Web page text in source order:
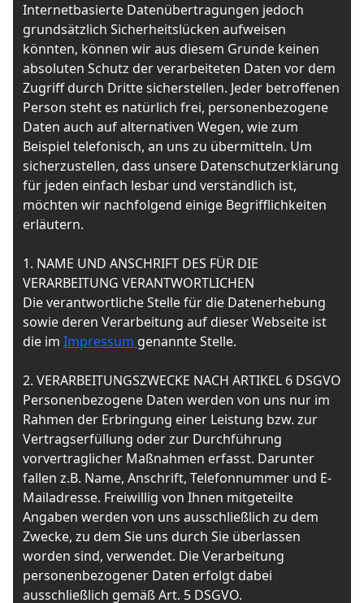
Internetbasierte Datenübertragungen jedoch
grundsätzlich Sicherheitslücken aufweisen
könnten, können wir aus diesem Grunde keinen
absoluten Schutz der verarbeiteten Daten vor dem
Zugriff durch Dritte sicherstellen. Jeder betroffenen
Person steht es natürlich frei, personenbezogene
Daten auch auf alternativen Wegen, wie zum
Beispiel telefonisch, an uns zu übermitteln. Um
sicherzustellen, dass unsere Datenschutzerklärung
für jeden einfach lesbar und verständlich ist,
möchten wir nachfolgend einige Begrifflichkeiten
erläutern.
1. NAME UND ANSCHRIFT DES FÜR DIE
VERARBEITUNG VERANTWORTLICHEN
Die verantwortliche Stelle für die Datenerhebung
sowie deren Verarbeitung auf dieser Webseite ist
die im Impressum genannte Stelle.
2. VERARBEITUNGSZWECKE NACH ARTIKEL 6 DSGVO
Personenbezogene Daten werden von uns nur im
Rahmen der Erbringung einer Leistung bzw. zur
Vertragserfüllung oder zur Durchführung
vorvertraglicher Maßnahmen erfasst. Darunter
fallen z.B. Name, Anschrift, Telefonnummer und E-
Mailadresse. Freiwillig von Ihnen mitgeteilte
Angaben werden von uns ausschließlich zu dem
Zwecke, zu dem Sie uns durch Sie überlassen
worden sind, verwendet. Die Verarbeitung
personenbezogener Daten erfolgt dabei
ausschließlich gemäß Art. 5 DSGVO.